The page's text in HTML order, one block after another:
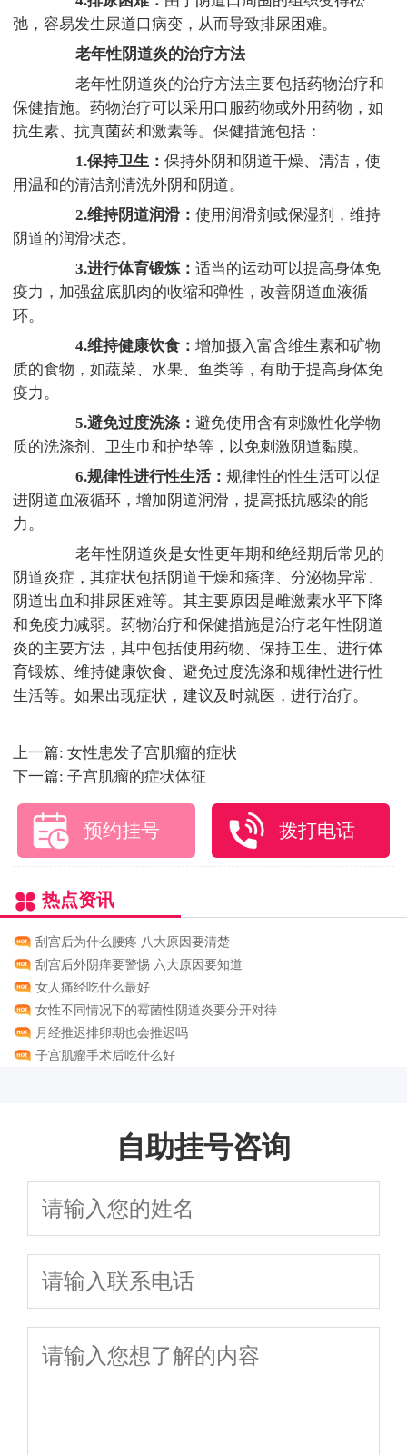
弛，容易发生尿道口病变，从而导致排尿困难。
老年性阴道炎的治疗方法
老年性阴道炎的治疗方法主要包括药物治疗和
保健措施。药物治疗可以采用口服药物或外用药物，如
抗生素、抗真菌药和激素等。保健措施包括：
1.保持卫生： 保持外阴和阴道干燥、清洁，使
用温和的清洁剂清洗外阴和阴道。
2.维持阴道润滑： 使用润滑剂或保湿剂，维持
阴道的润滑状态。
3.进行体育锻炼： 适当的运动可以提高身体免
疫力，加强盆底肌肉的收缩和弹性，改善阴道血液循
环。
4.维持健康饮食： 增加摄入富含维生素和矿物
质的食物，如蔬菜、水果、鱼类等，有助于提高身体免
疫力。
5.避免过度洗涤： 避免使用含有刺激性化学物
质的洗涤剂、卫生巾和护垫等，以免刺激阴道黏膜。
6.规律性进行性生活： 规律性的性生活可以促
进阴道血液循环，增加阴道润滑，提高抵抗感染的能
力。
老年性阴道炎是女性更年期和绝经期后常见的
阴道炎症，其症状包括阴道干燥和瘙痒、分泌物异常、
阴道出血和排尿困难等。其主要原因是雌激素水平下降
和免疫力减弱。药物治疗和保健措施是治疗老年性阴道
炎的主要方法，其中包括使用药物、保持卫生、进行体
育锻炼、维持健康饮食、避免过度洗涤和规律性进行性
生活等。如果出现症状，建议及时就医，进行治疗。
上一篇: 女性患发子宫肌瘤的症状
下一篇: 子宫肌瘤的症状体征
预约挂号 拨打电话
热点资讯
刮宫后为什么腰疼 八大原因要清楚
刮宫后外阴痒要警惕 六大原因要知道
女人痛经吃什么最好
女性不同情况下的霉菌性阴道炎要分开对待
月经推迟排卵期也会推迟吗
子宫肌瘤手术后吃什么好
自助挂号咨询